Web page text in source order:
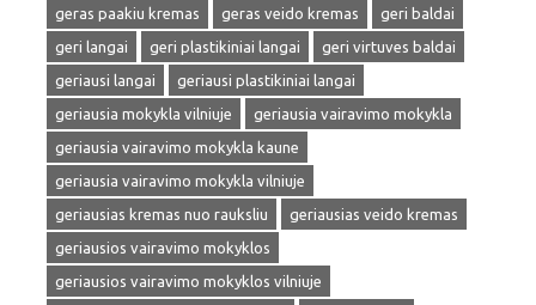
geras paakiu kremas
geras veido kremas
geri baldai
geri langai
geri plastikiniai langai
geri virtuves baldai
geriausi langai
geriausi plastikiniai langai
geriausia mokykla vilniuje
geriausia vairavimo mokykla
geriausia vairavimo mokykla kaune
geriausia vairavimo mokykla vilniuje
geriausias kremas nuo rauksliu
geriausias veido kremas
geriausios vairavimo mokyklos
geriausios vairavimo mokyklos vilniuje